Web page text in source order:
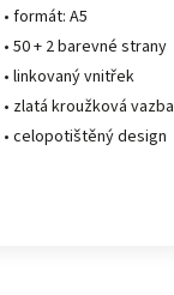
• formát: A5
• 50 + 2 barevné strany
• linkovaný vnitřek
• zlatá kroužková vazba
• celopotištěný design